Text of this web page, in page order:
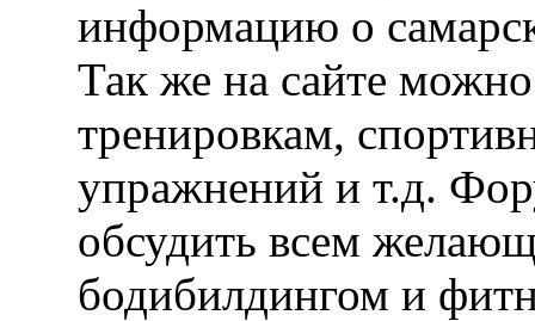
информацию о
Так же на сайте
тренировкам,
упражнений и т.д.
обсудить всем
бодибилдингом и